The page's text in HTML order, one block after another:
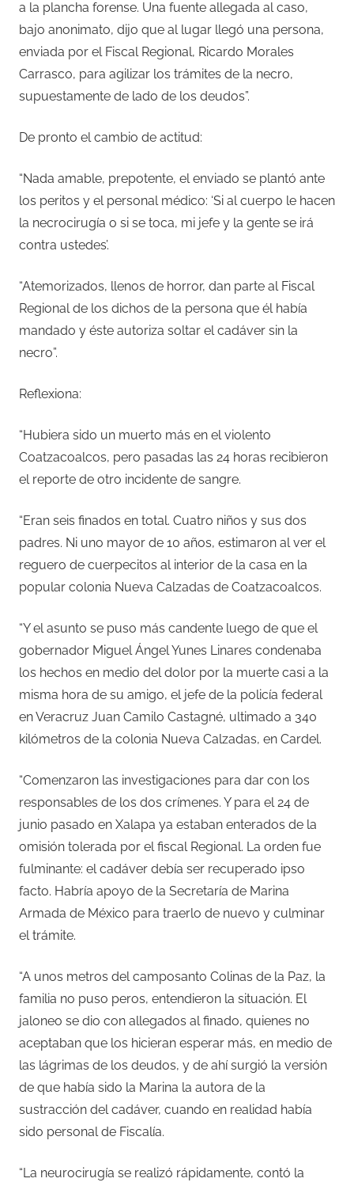
a la plancha forense. Una fuente allegada al caso,
bajo anonimato, dijo que al lugar llegó una persona,
enviada por el Fiscal Regional, Ricardo Morales
Carrasco, para agilizar los trámites de la necro,
supuestamente de lado de los deudos”.
De pronto el cambio de actitud:
“Nada amable, prepotente, el enviado se plantó ante
los peritos y el personal médico: ‘Si al cuerpo le hacen
la necrocirugía o si se toca, mi jefe y la gente se irá
contra ustedes’.
“Atemorizados, llenos de horror, dan parte al Fiscal
Regional de los dichos de la persona que él había
mandado y éste autoriza soltar el cadáver sin la
necro”.
Reflexiona:
“Hubiera sido un muerto más en el violento
Coatzacoalcos, pero pasadas las 24 horas recibieron
el reporte de otro incidente de sangre.
“Eran seis finados en total. Cuatro niños y sus dos
padres. Ni uno mayor de 10 años, estimaron al ver el
reguero de cuerpecitos al interior de la casa en la
popular colonia Nueva Calzadas de Coatzacoalcos.
“Y el asunto se puso más candente luego de que el
gobernador Miguel Ángel Yunes Linares condenaba
los hechos en medio del dolor por la muerte casi a la
misma hora de su amigo, el jefe de la policía federal
en Veracruz Juan Camilo Castagné, ultimado a 340
kilómetros de la colonia Nueva Calzadas, en Cardel.
“Comenzaron las investigaciones para dar con los
responsables de los dos crímenes. Y para el 24 de
junio pasado en Xalapa ya estaban enterados de la
omisión tolerada por el fiscal Regional. La orden fue
fulminante: el cadáver debía ser recuperado ipso
facto. Habría apoyo de la Secretaría de Marina
Armada de México para traerlo de nuevo y culminar
el trámite.
“A unos metros del camposanto Colinas de la Paz, la
familia no puso peros, entendieron la situación. El
jaloneo se dio con allegados al finado, quienes no
aceptaban que los hicieran esperar más, en medio de
las lágrimas de los deudos, y de ahí surgió la versión
de que había sido la Marina la autora de la
sustracción del cadáver, cuando en realidad había
sido personal de Fiscalía.
“La neurocirugía se realizó rápidamente, contó la